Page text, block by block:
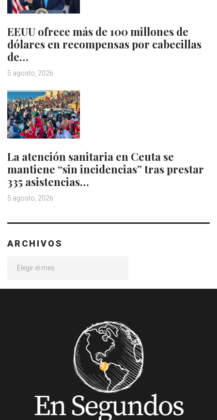
EEUU ofrece más de 100 millones de
dólares en recompensas por cabecillas
de…
5 agosto, 2026
La atención sanitaria en Ceuta se
mantiene “sin incidencias” tras prestar
335 asistencias…
5 agosto, 2026
ARCHIVOS